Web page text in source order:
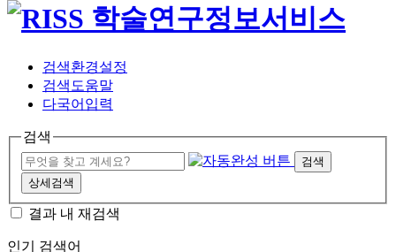
검색환경설정
검색도움말
다국어입력
검색
검색
상세검색
결과 내 재검색
인기 검색어